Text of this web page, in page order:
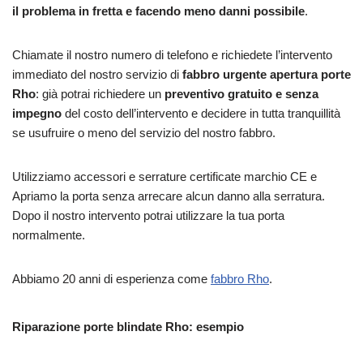
il problema in fretta e facendo meno danni possibile.
Chiamate il nostro numero di telefono e richiedete l’intervento
immediato del nostro servizio di fabbro urgente apertura porte
Rho: già potrai richiedere un preventivo gratuito e senza
impegno del costo dell’intervento e decidere in tutta tranquillità
se usufruire o meno del servizio del nostro fabbro.
Utilizziamo accessori e serrature certificate marchio CE e
Apriamo la porta senza arrecare alcun danno alla serratura.
Dopo il nostro intervento potrai utilizzare la tua porta
normalmente.
Abbiamo 20 anni di esperienza come fabbro Rho.
Riparazione porte blindate Rho: esempio